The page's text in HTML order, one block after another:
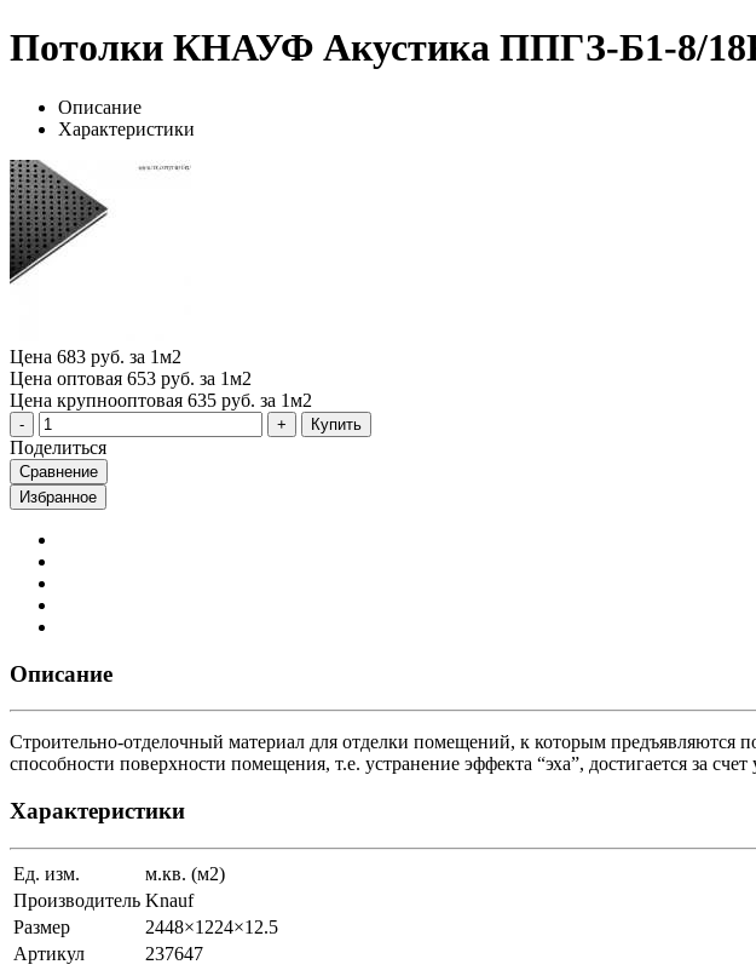
Потолки КНАУФ Акустика ППГЗ-Б1-8/
Описание
Характеристики
Цена 683 руб. за 1м2
Цена оптовая 653 руб. за 1м2
Цена крупнооптовая 635 руб. за 1м2
Купить
Поделиться
Сравнение
Избранное
Описание
Строительно-отделочный материал для отделки помещений, к которым
способности поверхности помещения, т.е. устранение эффекта “эха”, достигается за
Характеристики
Ед. изм.
м.кв. (м2)
Производитель Knauf
Размер
2448×1224×12.5
Артикул
237647